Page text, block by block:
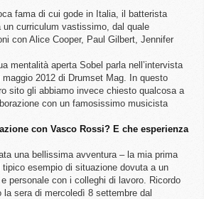
fama di cui gode in Italia, il batterista
un curriculum vastissimo, dal quale
con Alice Cooper, Paul Gilbert, Jennifer
mentalità aperta Sobel parla nell’intervista
2012 di Drumset Mag. In questo
sito gli abbiamo invece chiesto qualcosa a
con un famosissimo musicista
con Vasco Rossi? E che esperienza
una bellissima avventura – la mia prima
esempio di situazione dovuta a un
personale con i colleghi di lavoro. Ricordo
sera di mercoledì 8 settembre dal